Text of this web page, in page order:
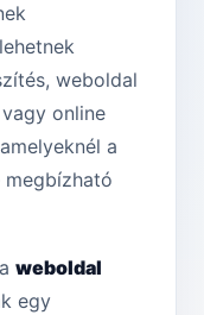
weboldal
online
a
megbízható
weboldal
egy